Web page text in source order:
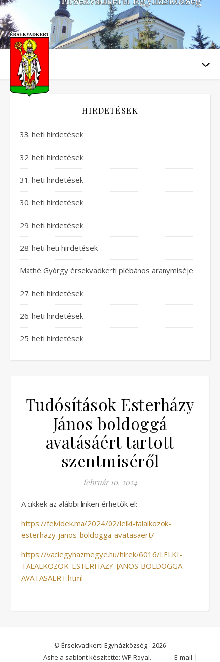
HIRDETÉSEK
33. heti hirdetések
32. heti hirdetések
31. heti hirdetések
30. heti hirdetések
29. heti hirdetések
28. heti heti hirdetések
Máthé György érsekvadkerti plébános aranymiséje
27. heti hirdetések
26. heti hirdetések
25. heti hirdetések
Tudósítások Esterházy
János boldoggá
avatásáért tartott
szentmiséről
február 10, 2024
A cikkek az alábbi linken érhetők el:
https://felvidek.ma/2024/02/lelki-talalkozok-
esterhazy-janos-boldogga-avatasaert/
https://vaciegyhazmegye.hu/hirek/6016/LELKI-
TALALKOZOK-ESTERHAZY-JANOS-BOLDOGGA-
AVATASAERT.html
© Érsekvadkerti Egyházközség - 2026
E-mail
Ashe a sablont készítette: WP Royal.